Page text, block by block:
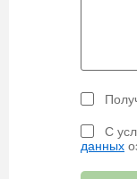
С
данных